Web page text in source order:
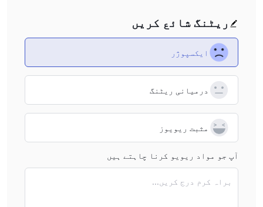
Tmarkets پر میں کون سی اشیاء کے ساتھ ٹریڈنگ کر
سکتا ہوں؟
Tradero فاریکس، ڈیجیٹل کرنسیوں، انڈیکسز، شیئرز، اور
اشیاء تک رسائی فراہم کرتا ہے۔
Tmarkets کی طرف سے درکار کم سے کم ڈپازٹ کیا ہے؟
Tmarket کے ساتھ شروع کرنے کے لیے کم سے کم ڈپازٹ کا اعلان
دستیاب زیادہ سے زیادہ لیوریج کیا ہے؟
کا اعلان نہیں کیا گیا ہے۔
ریٹنگ شائع کریں
ایکسپوژر
درمیانی ریٹنگ
مثبت ریویوز
آپ جو مواد ریویو کرنا چاہتے ہیں
براہ کرم درج کریں...